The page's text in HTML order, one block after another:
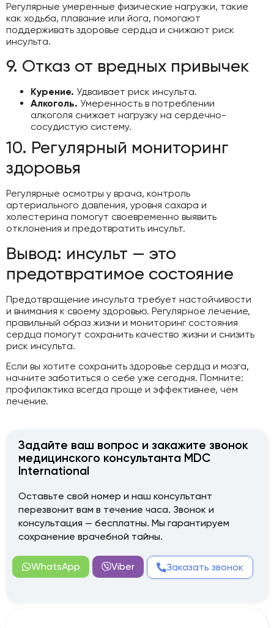
Регулярные умеренные физические нагрузки, такие
как ходьба, плавание или йога, помогают
поддерживать здоровье сердца и снижают риск
инсульта.
9. Отказ от вредных привычек
Курение. Удваивает риск инсульта.
Алкоголь. Умеренность в потреблении
алкоголя снижает нагрузку на сердечно-
сосудистую систему.
10. Регулярный мониторинг
здоровья
Регулярные осмотры у врача, контроль
артериального давления, уровня сахара и
холестерина помогут своевременно выявить
отклонения и предотвратить инсульт.
Вывод: инсульт — это
предотвратимое состояние
Предотвращение инсульта требует настойчивости
и внимания к своему здоровью. Регулярное лечение,
правильный образ жизни и мониторинг состояния
сердца помогут сохранить качество жизни и снизить
риск инсульта.
Если вы хотите сохранить здоровье сердца и мозга,
начните заботиться о себе уже сегодня. Помните:
профилактика всегда проще и эффективнее, чем
лечение.
Задайте ваш вопрос и закажите звонок
медицинского консультанта MDC
International
Оставьте свой номер и наш консультант
перезвонит вам в течение часа. Звонок и
консультация — бесплатны. Мы гарантируем
сохранение врачебной тайны.
WhatsApp Viber Заказать звонок